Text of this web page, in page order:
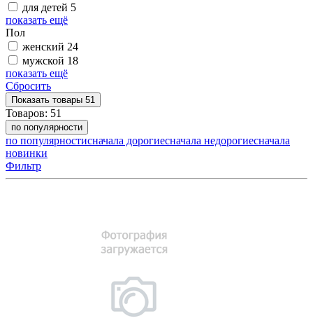
для детей 5
показать ещё
Пол
женский 24
мужской 18
показать ещё
Сбросить
Показать товары 51
Товаров: 51
по популярности
по популярностисначала дорогиесначала недорогиесначала
новинки
Фильтр